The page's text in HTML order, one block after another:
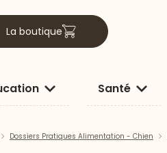
La boutique
Santé
Dossiers Pratiques Alimentation - Chien